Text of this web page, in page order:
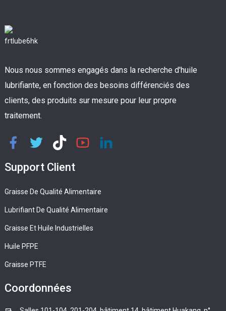
Nous nous sommes engagés dans la recherche d'huile
lubrifiante, en fonction des besoins différenciés des
clients, des produits sur mesure pour leur propre
traitement.
Support Client
Graisse De Qualité Alimentaire
Lubrifiant De Qualité Alimentaire
Graisse Et Huile Industrielles
Huile PFPE
Graisse PTFE
Coordonnées